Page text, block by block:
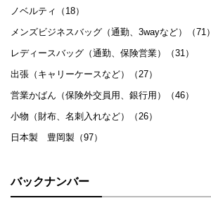
ノベルティ（18）
メンズビジネスバッグ（通勤、3wayなど）（71）
レディースバッグ（通勤、保険営業）（31）
出張（キャリーケースなど）（27）
営業かばん（保険外交員用、銀行用）（46）
小物（財布、名刺入れなど）（26）
日本製 豊岡製（97）
バックナンバー